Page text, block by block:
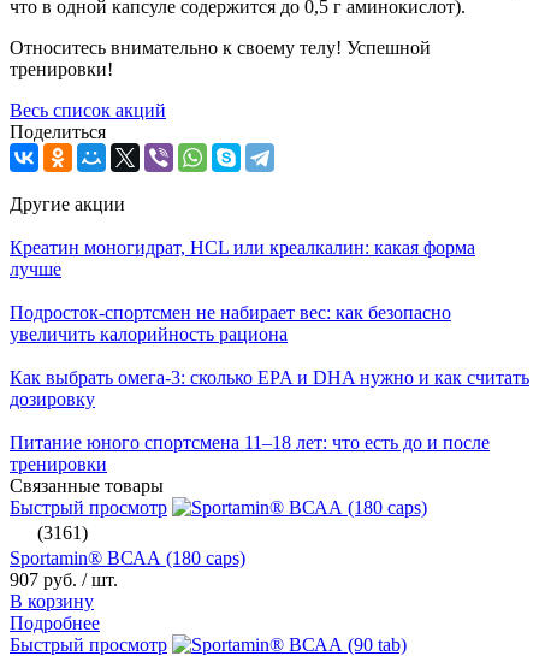
что в одной капсуле содержится до 0,5 г аминокислот).
Относитесь внимательно к своему телу! Успешной
тренировки!
Весь список акций
Поделиться
Другие акции
Креатин моногидрат, HCL или креалкалин: какая форма
лучше
Подросток-спортсмен не набирает вес: как безопасно
увеличить калорийность рациона
Как выбрать омега‑3: сколько EPA и DHA нужно и как считать
дозировку
Питание юного спортсмена 11–18 лет: что есть до и после
тренировки
Связанные товары
Быстрый просмотр
(3161)
Sportamin® ВСАА (180 caps)
907 руб. / шт.
В корзину
Подробнее
Быстрый просмотр